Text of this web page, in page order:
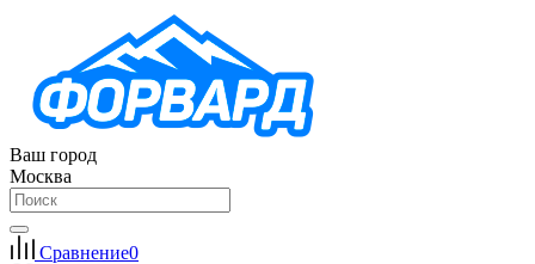
Ваш город
Москва
Сравнение0